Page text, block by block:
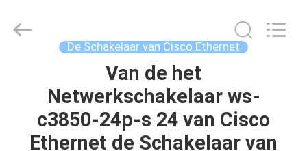
PRODUCTEN
Ltd..
De Schakelaar van Cisco Ethernet
Van de het
Netwerkschakelaar ws-
c3850-24p-s 24 van Cisco
Ethernet de Schakelaar van